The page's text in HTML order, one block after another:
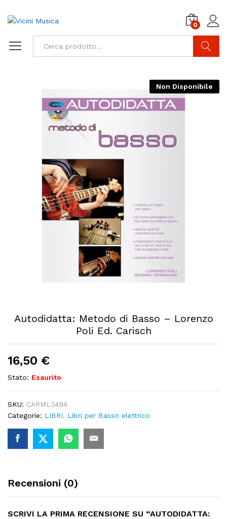
0
Non Disponibile
Autodidatta: Metodo di Basso – Lorenzo
Poli Ed. Carisch
16,50 €
Stato: Esaurito
SKU: CARML3494
Categorie: LIBRI, Libri per Basso elettrico
Recensioni (0)
SCRIVI LA PRIMA RECENSIONE SU “AUTODIDATTA: